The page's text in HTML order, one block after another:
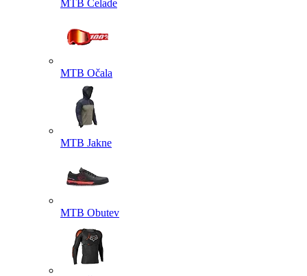
MTB Čelade
MTB Očala
MTB Jakne
MTB Obutev